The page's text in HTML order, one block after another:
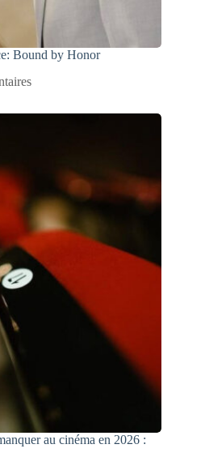
Bound by Honor
au cinéma en 2026 :